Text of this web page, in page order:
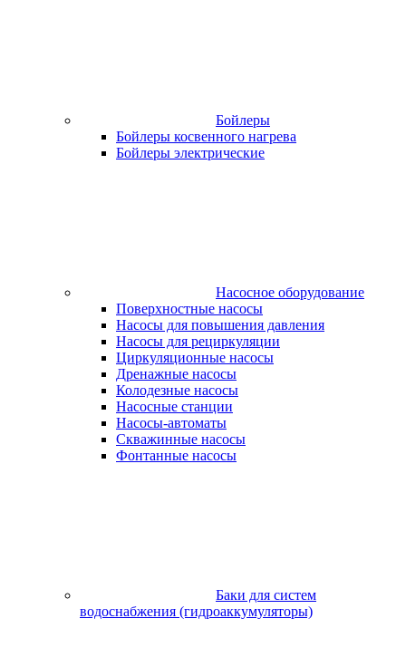
Бойлеры
Бойлеры косвенного нагрева
Бойлеры электрические
Насосное оборудование
Поверхностные насосы
Насосы для повышения давления
Насосы для рециркуляции
Циркуляционные насосы
Дренажные насосы
Колодезные насосы
Насосные станции
Насосы-автоматы
Скважинные насосы
Фонтанные насосы
Баки для систем
водоснабжения (гидроаккумуляторы)